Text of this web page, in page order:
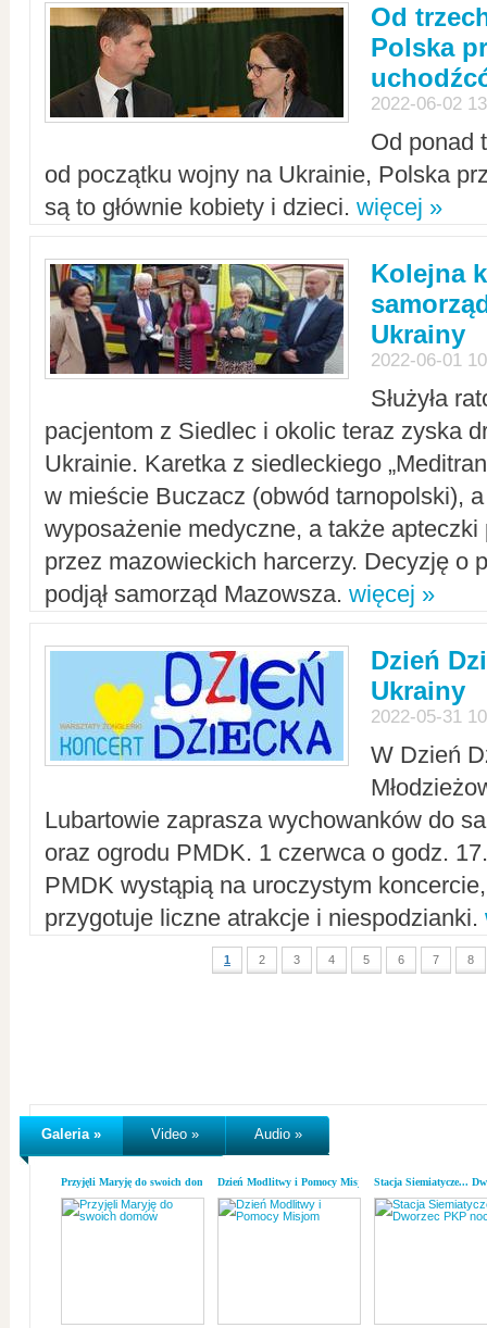
Od
Polska
2022-06-02
Od ponad
od początku wojny na Ukrainie, Polska
są to głównie kobiety i dzieci. więcej »
Kolejna
Ukrainy
2022-06-01
Służyła
pacjentom z Siedlec i okolic teraz zyska
Ukrainie. Karetka z siedleckiego
w mieście Buczacz (obwód tarnopolski),
wyposażenie medyczne, a także apteczki
przez mazowieckich harcerzy. Decyzję o
podjął samorząd Mazowsza. więcej »
Dzień
Ukrainy
2022-05-31
W Dzień
Lubartowie zaprasza wychowanków do
oraz ogrodu PMDK. 1 czerwca o godz.
PMDK wystąpią na uroczystym
przygotuje liczne atrakcje i niespodzianki.
1 2 3 4 5 6 7 8
Galeria » Video » Audio »
Przyjęli Maryję do swoich domówDzień Modlitwy i Pomocy MisjomStacja Siemiatycze...